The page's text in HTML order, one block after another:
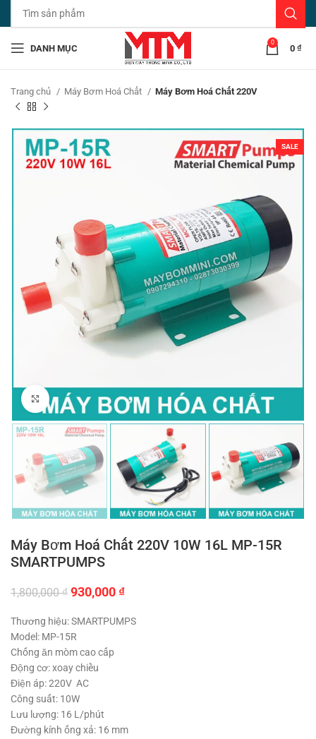
DANH MỤC
0
0 ₫
Trang chủ Máy Bơm Hoá Chất Máy Bơm Hoá Chất 220V
SALE
Click to enlarge
Máy Bơm Hoá Chất 220V 10W 16L MP-15R
SMARTPUMPS
1,800,000₫ Giá
là:
1,800,000 ₫.
930,000 ₫Giá
tại
Thương hiệu: SMARTPUMPS
Model: MP-15R
Chống ăn mòm cao cấp
Động cơ: xoay chiều
Điện áp: 220V AC
Công suất: 10W
Lưu lượng: 16 L/phút
Đường kính ống xả: 16 mm